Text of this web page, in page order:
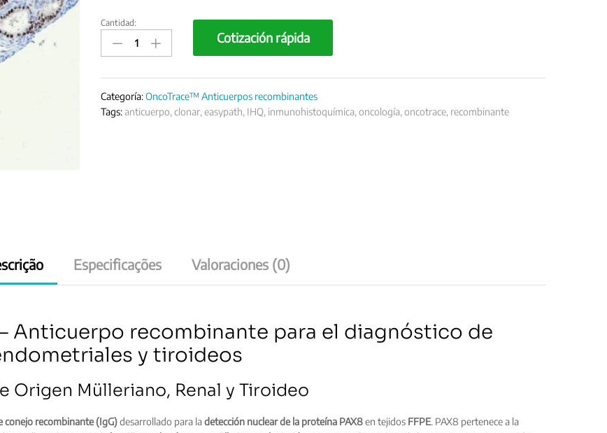
Oncotraza
PAX-
8,
quantity
Cantidad:
Cotización rápida
Categoría:OncoTrace™ Anticuerpos recombinantes
Tags:anticuerpo,clonar,easypath, IHQ, inmunohistoquímica,oncología,oncotrace, recombinante
Especificações Valoraciones (0)
Anticuerpo recombinante para el diagnóstico de
y tiroideos
Origen Mülleriano, Renal y Tiroideo
conejo recombinante (IgG)desarrollado para ladetección nuclear de la proteína PAX8en tejidos FFPE. PAX8 pertenece a la